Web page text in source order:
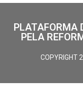
PLATAFORMA
PELA
COPYRIGHT